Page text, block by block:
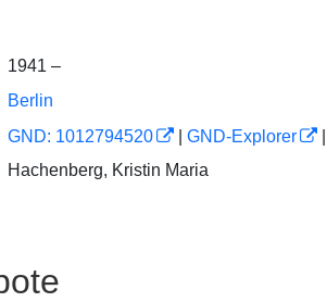
1941 –
Berlin
GND: 1012794520 GND-Explorer
Hachenberg, Kristin Maria